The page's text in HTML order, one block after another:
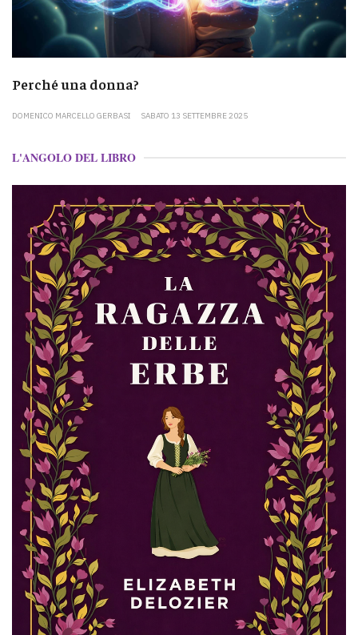
Perché una donna?
DOMENICO MARCELLO GERBASI SABATO 13 SETTEMBRE 2025
L'ANGOLO DEL LIBRO